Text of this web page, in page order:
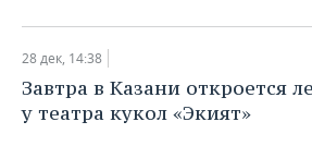
НЕФТЬ
ЭНЕРГЕТИКА
ТРАНСПОРТ
УСЛУГИ
IT
МЕДИА
НОВОСТИ МЕРОПРИЯТИЙ
ВЫЕЗДНАЯ РЕДАКЦИЯ
СПОРТ
НОВОСТИ СПОРТА
ОБЩЕСТВО
28 дек, 14:38
Завтра в Казани откроется
у театра кукол «Экият»